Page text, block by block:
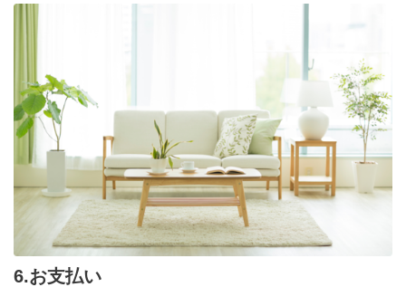
6.お支払い